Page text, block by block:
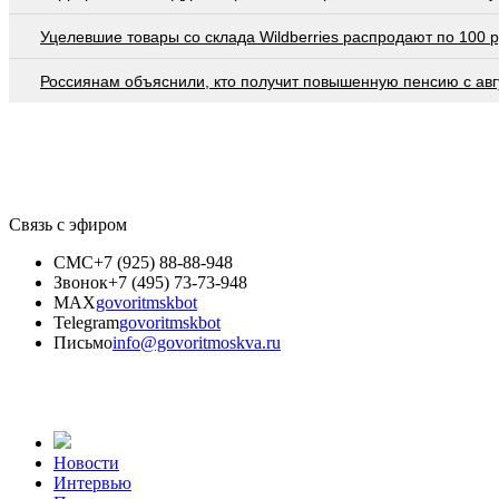
Уцелевшие товары со склада Wildberries распродают по 100
Россиянам объяснили, кто получит повышенную пенсию с
Связь с эфиром
СМС+7 (925) 88-88-948
Звонок+7 (495) 73-73-948
MAXgovoritmskbot
Telegramgovoritmskbot
Письмоinfo@govoritmoskva.ru
Новости
Интервью